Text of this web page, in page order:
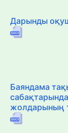
Дарынды
Баяндама
жолдарының